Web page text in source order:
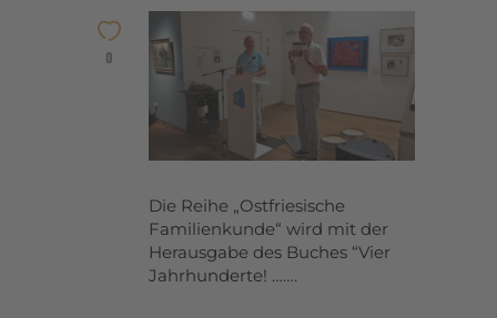
0
Die Reihe „Ostfriesische
Familienkunde“ wird mit der
Herausgabe des Buches “Vier
Jahrhunderte! …….